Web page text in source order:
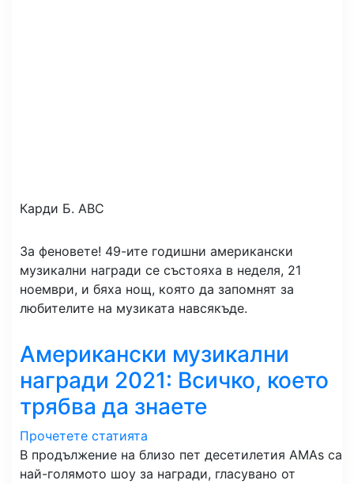
Карди Б. ABC
За феновете! 49-ите годишни американски
музикални награди се състояха в неделя, 21
ноември, и бяха нощ, която да запомнят за
любителите на музиката навсякъде.
Американски музикални
награди 2021: Всичко, което
трябва да знаете
Прочетете статията
В продължение на близо пет десетилетия AMAs са
най-голямото шоу за награди, гласувано от